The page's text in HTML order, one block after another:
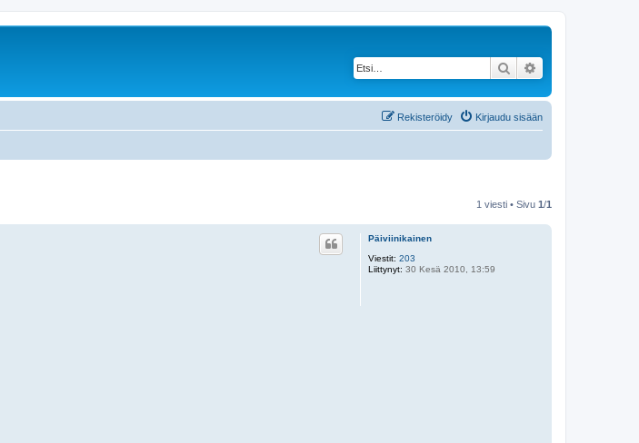
Etsi
Kirjaudu sisään
Rekisteröidy
1 viesti • Sivu 1/1
Päiviinikainen
Viestit: 203
Liittynyt: 30 Kesä 2010, 13:59